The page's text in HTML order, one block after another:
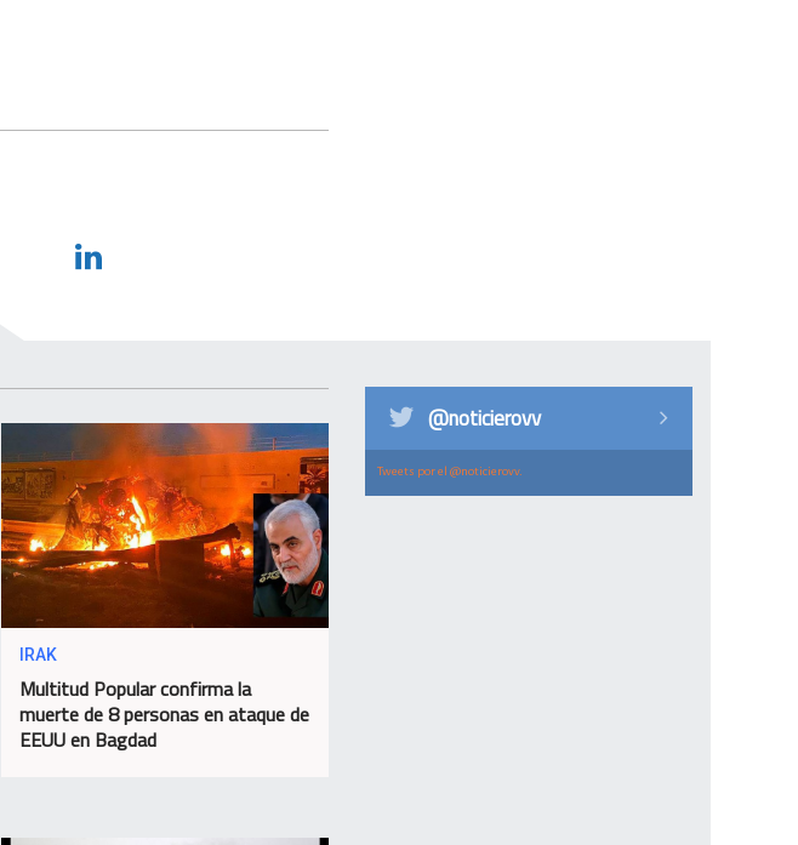
IRAK
Multitud Popular confirma la
muerte de 8 personas en ataque de
EEUU en Bagdad
@noticierovv
Tweets por el @noticierovv.